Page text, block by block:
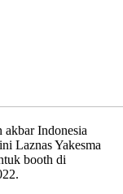
akbar Indonesia
Laznas Yakesma
booth di